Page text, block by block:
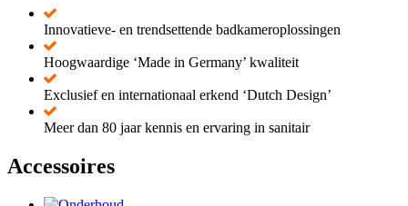
Innovatieve- en trendsettende badkameroplossingen
Hoogwaardige ‘Made in Germany’ kwaliteit
Exclusief en internationaal erkend ‘Dutch Design’
Meer dan 80 jaar kennis en ervaring in sanitair
Accessoires